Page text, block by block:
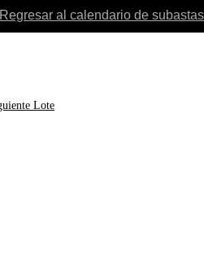
Regresar al calendario de subastas
Lote